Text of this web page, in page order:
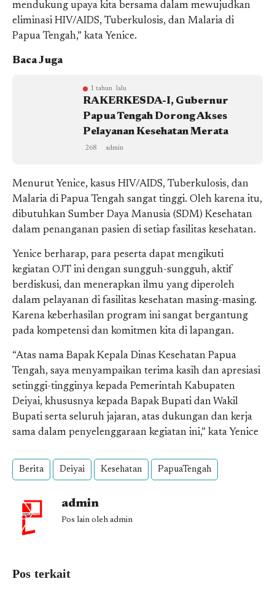
mendukung upaya kita bersama dalam mewujudkan
eliminasi HIV/AIDS, Tuberkulosis, dan Malaria di
Papua Tengah,” kata Yenice.
Baca Juga
1 tahun lalu
RAKERKESDA-I, Gubernur
Papua Tengah Dorong Akses
Pelayanan Kesehatan Merata
268 admin
Menurut Yenice, kasus HIV/AIDS, Tuberkulosis, dan
Malaria di Papua Tengah sangat tinggi. Oleh karena itu,
dibutuhkan Sumber Daya Manusia (SDM) Kesehatan
dalam penanganan pasien di setiap fasilitas kesehatan.
Yenice berharap, para peserta dapat mengikuti
kegiatan OJT ini dengan sungguh-sungguh, aktif
berdiskusi, dan menerapkan ilmu yang diperoleh
dalam pelayanan di fasilitas kesehatan masing-masing.
Karena keberhasilan program ini sangat bergantung
pada kompetensi dan komitmen kita di lapangan.
“Atas nama Bapak Kepala Dinas Kesehatan Papua
Tengah, saya menyampaikan terima kasih dan apresiasi
setinggi-tingginya kepada Pemerintah Kabupaten
Deiyai, khususnya kepada Bapak Bupati dan Wakil
Bupati serta seluruh jajaran, atas dukungan dan kerja
sama dalam penyelenggaraan kegiatan ini,” kata Yenice
Berita Deiyai Kesehatan PapuaTengah
admin
Pos lain oleh admin
Pos terkait